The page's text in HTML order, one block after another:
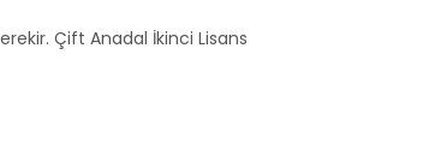
Çift Anadal İkinci Lisans